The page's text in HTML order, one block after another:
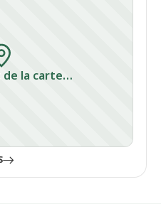
de la carte…